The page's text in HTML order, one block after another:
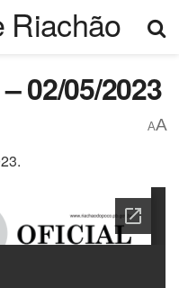
02/05/2023
AA